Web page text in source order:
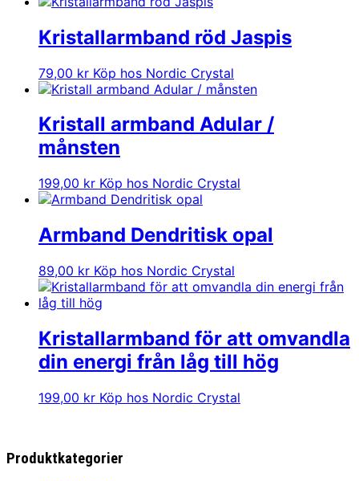
Kristallarmband röd Jaspis
79,00 kr Köp hos Nordic Crystal
Kristall armband Adular /
månsten
199,00 kr Köp hos Nordic Crystal
Armband Dendritisk opal
89,00 kr Köp hos Nordic Crystal
Kristallarmband för att omvandla
din energi från låg till hög
199,00 kr Köp hos Nordic Crystal
Produktkategorier